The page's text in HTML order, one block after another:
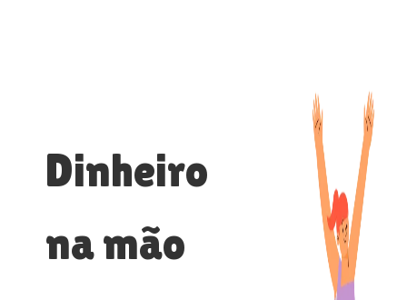
Dinheiro
na mão